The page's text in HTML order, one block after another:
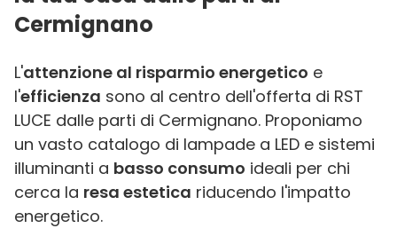
Cermignano
L'attenzione al risparmio energetico e
l'efficienza sono al centro dell'offerta di RST
LUCE dalle parti di Cermignano. Proponiamo
un vasto catalogo di lampade a LED e sistemi
illuminanti a basso consumo ideali per chi
cerca la resa estetica riducendo l'impatto
energetico.